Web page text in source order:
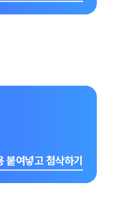
여넣고 첨삭하기